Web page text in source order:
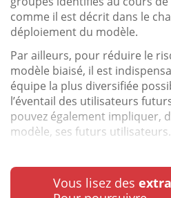
comme il est décrit dans le
déploiement du modèle.
Par ailleurs, pour réduire le
modèle biaisé, il est
équipe la plus diversifiée
l’éventail des utilisateurs
pouvez également impliquer,
modèle, ses futurs
Vous lisez des